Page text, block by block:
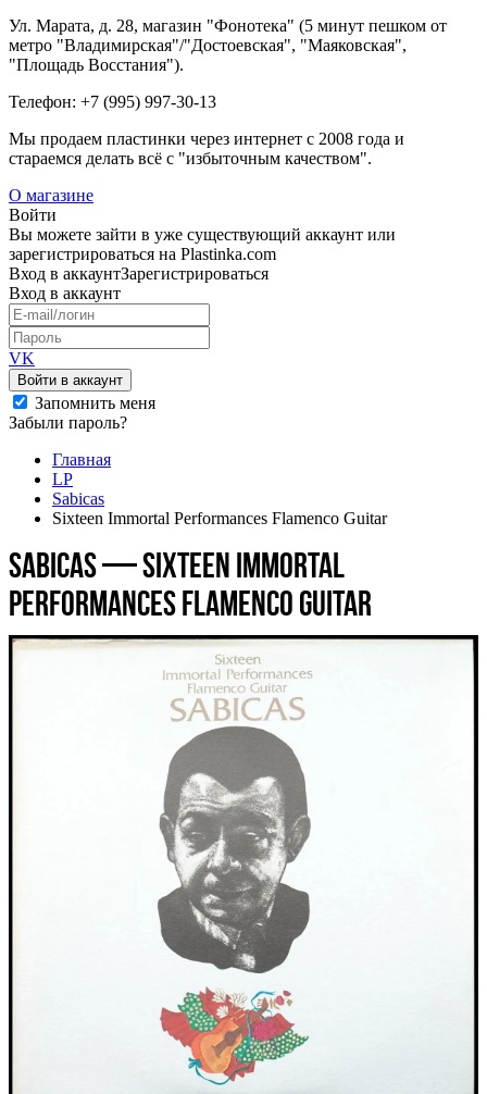
Ул. Марата, д. 28, магазин "Фонотека" (5 минут пешком от
метро "Владимирская"/"Достоевская", "Маяковская",
"Площадь Восстания").
Телефон: +7 (995) 997-30-13
Мы продаем пластинки через интернет c 2008 года и
стараемся делать всё с "избыточным качеством".
О магазине
Войти
Вы можете зайти в уже существующий аккаунт или
зарегистрироваться на Plastinka.com
Вход в аккаунтЗарегистрироваться
Вход в аккаунт
VK
Войти в аккаунт
Запомнить меня
Забыли пароль?
Главная
LP
Sabicas
Sixteen Immortal Performances Flamenco Guitar
Sabicas — Sixteen Immortal
Performances Flamenco Guitar